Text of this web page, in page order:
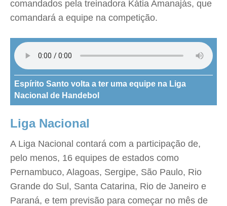
comandados pela treinadora Kátia Amanajás, que
comandará a equipe na competição.
Espírito Santo volta a ter uma equipe na Liga
Nacional de Handebol
Liga Nacional
A Liga Nacional contará com a participação de,
pelo menos, 16 equipes de estados como
Pernambuco, Alagoas, Sergipe, São Paulo, Rio
Grande do Sul, Santa Catarina, Rio de Janeiro e
Paraná, e tem previsão para começar no mês de